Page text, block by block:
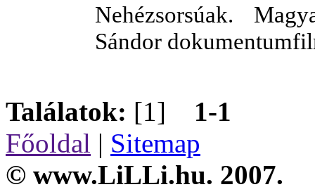
Nehézsorsúak.
Sándor
Találatok: [1] 1-1
Főoldal | Sitemap
© www.LiLLi.hu. 2007.